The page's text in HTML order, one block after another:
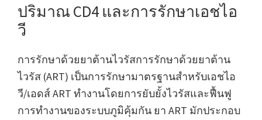
ปริมาณ CD4 และการรักษาเอชไอ
วี
การรักษาด้วยยาต้านไวรัสการรักษาด้วยยาต้าน
ไวรัส (ART) เป็นการรักษามาตรฐานสำหรับเอชไอ
วี/เอดส์ ART ทำงานโดยการยับยั้งไวรัสและฟื้นฟู
การทำงานของระบบภูมิคุ้มกัน ยา ART มักประกอบ